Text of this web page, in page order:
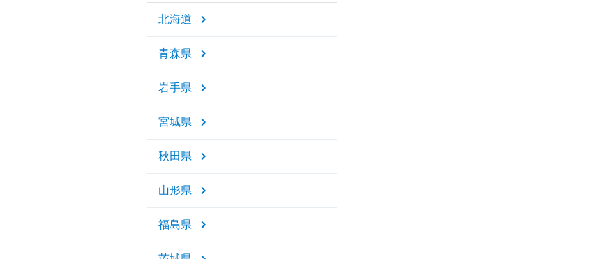
北海道
青森県
岩手県
宮城県
秋田県
山形県
福島県